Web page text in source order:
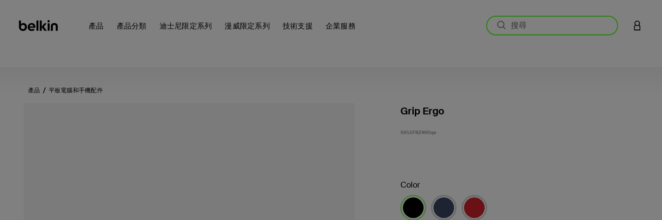
產品 產品分類 迪士尼限定系列 漫威限定系列 技術支援 企業服務 登入您
產品 平板電腦和手機配件
Grip Ergo
SKU:F8Z460qe
Color